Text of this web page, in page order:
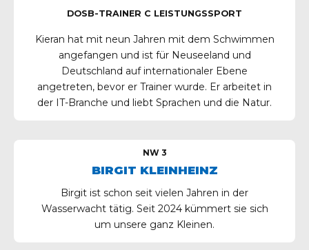
DOSB-TRAINER C LEISTUNGSSPORT
Kieran hat mit neun Jahren mit dem Schwimmen
angefangen und ist für Neuseeland und
Deutschland auf internationaler Ebene
angetreten, bevor er Trainer wurde. Er arbeitet in
der IT-Branche und liebt Sprachen und die Natur.
NW 3
BIRGIT KLEINHEINZ
Birgit ist schon seit vielen Jahren in der
Wasserwacht tätig. Seit 2024 kümmert sie sich
um unsere ganz Kleinen.